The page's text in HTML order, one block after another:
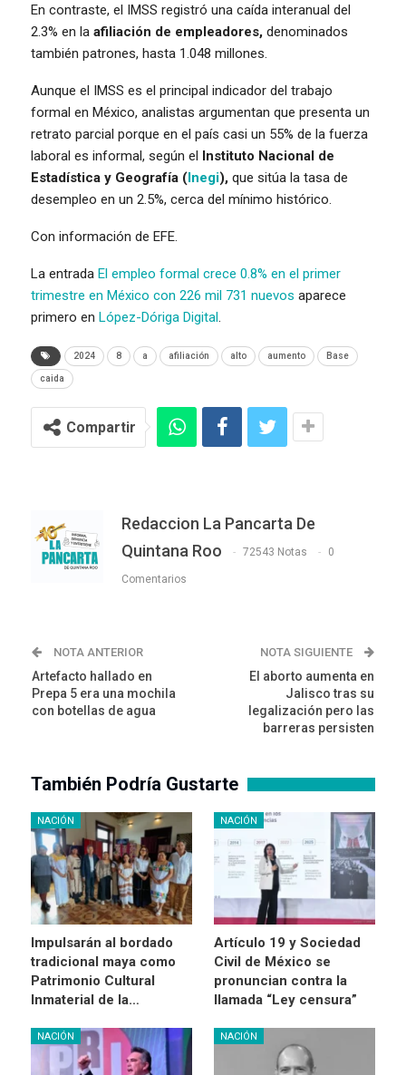
En contraste, el IMSS registró una caída interanual del
2.3% en la afiliación de empleadores, denominados
también patrones, hasta 1.048 millones.
Aunque el IMSS es el principal indicador del trabajo
formal en México, analistas argumentan que presenta un
retrato parcial porque en el país casi un 55% de la fuerza
laboral es informal, según el Instituto Nacional de
Estadística y Geografía (Inegi), que sitúa la tasa de
desempleo en un 2.5%, cerca del mínimo histórico.
Con información de EFE.
La entrada El empleo formal crece 0.8% en el primer
trimestre en México con 226 mil 731 nuevos aparece
primero en López-Dóriga Digital.
2024 8 a afiliación alto aumento Base
caida
Compartir
Redaccion La Pancarta De
Quintana Roo
72543 Notas 0
Comentarios
NOTA ANTERIOR
Artefacto hallado en
Prepa 5 era una mochila
con botellas de agua
NOTA SIGUIENTE
El aborto aumenta en
Jalisco tras su
legalización pero las
barreras persisten
También Podría Gustarte
NACIÓN
Impulsarán al bordado
tradicional maya como
Patrimonio Cultural
Inmaterial de la…
NACIÓN
Artículo 19 y Sociedad
Civil de México se
pronuncian contra la
llamada “Ley censura”
NACIÓN NACIÓN